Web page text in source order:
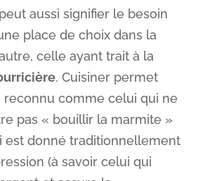
aussi signifier le besoin
place de choix dans la
celle ayant trait à la
. Cuisiner permet
reconnu comme celui qui ne
pas « bouillir la marmite »
est donné traditionnellement
(à savoir celui qui